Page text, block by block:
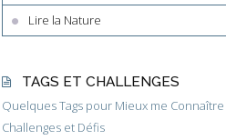
Lire la Nature
TAGS ET CHALLENGES
Quelques Tags pour Mieux me Connaître
Challenges et Défis